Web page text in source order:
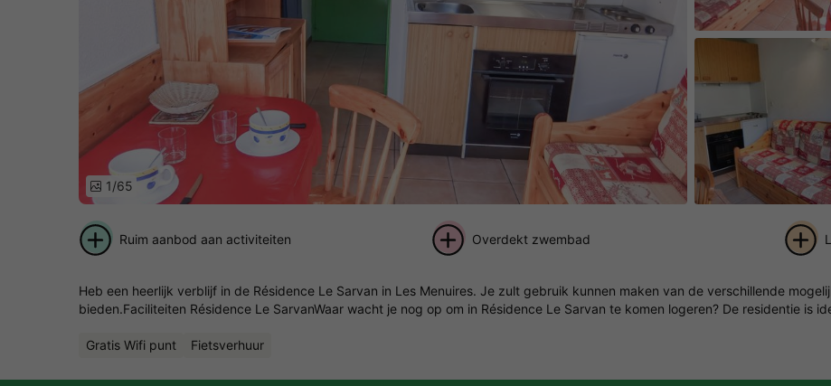
foto's
1/65
Ruim aanbod aan activiteiten Overdekt zwembad
Heb een heerlijk verblijf in de Résidence Le Sarvan in Les Menuires. Je zult gebruik kunnen maken van de verschillende
bieden.Faciliteiten Résidence Le SarvanWaar wacht je nog op om in Résidence Le Sarvan te komen logeren? De residentie is
Gratis Wifi punt Fietsverhuur